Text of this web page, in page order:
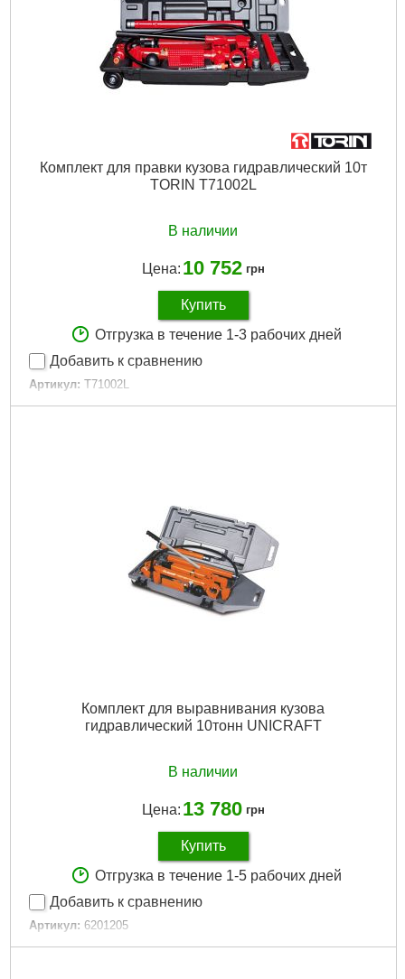
Комплект для правки кузова гидравлический 10т
TORIN T71002L
В наличии
Цена: 10 752 грн
Купить
Отгрузка в течение 1-3 рабочих дней
Добавить к сравнению
Артикул: T71002L
Код товара: 22.95.97
Подробнее...
Комплект для выравнивания кузова
гидравлический 10тонн UNICRAFT
В наличии
Цена: 13 780 грн
Купить
Отгрузка в течение 1-5 рабочих дней
Добавить к сравнению
Артикул: 6201205
Код товара: 30.76.07